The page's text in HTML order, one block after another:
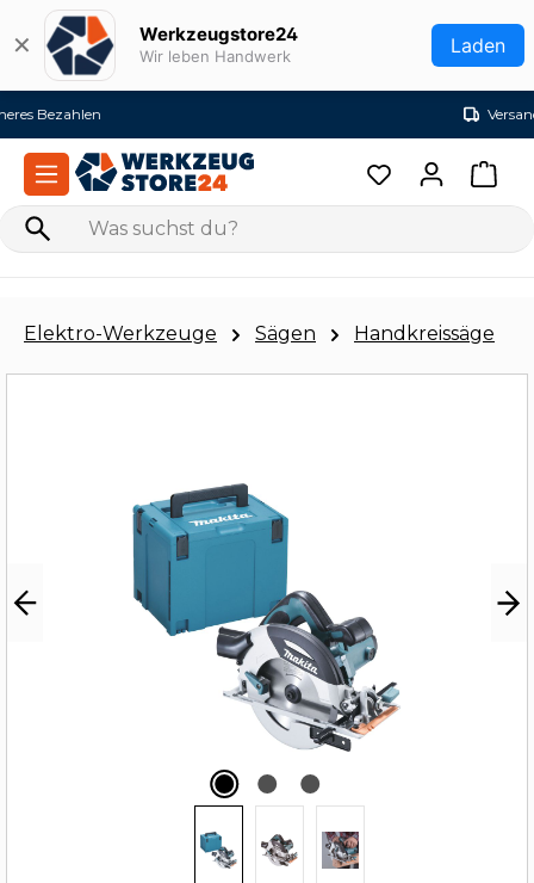
Zum Hauptinhalt springen
✕ Werkzeugstore24
Wir leben Handwerk Laden
Elektro-Werkzeuge Sägen Handkreissäge